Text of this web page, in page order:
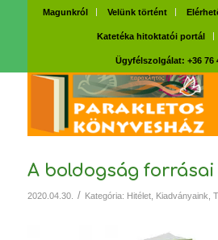
Magunkról Velünk történt
Katetéka hitoktatói portál
Ügyfélszolgálat: +36 76
A boldogság forrásai
2020.04.30. / Kategória: Hitélet, Kiadványaink